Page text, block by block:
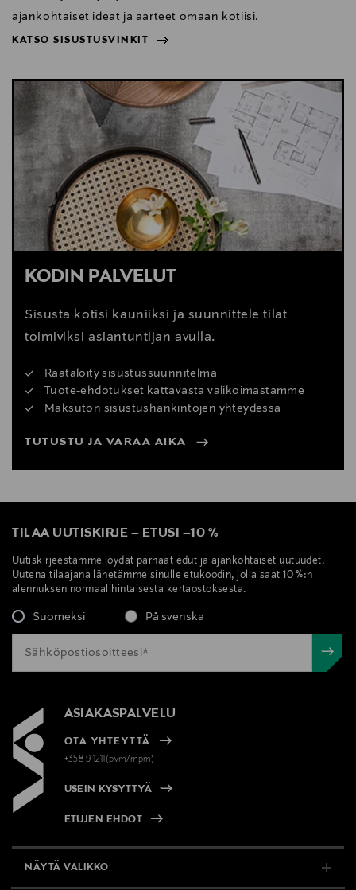
ajankohtaiset ideat ja aarteet omaan kotiisi.
KATSO SISUSTUSVINKIT
KATSO SISUSTUSVINKIT
KODIN PALVELUT
Sisusta kotisi kauniiksi ja suunnittele tilat
toimiviksi asiantuntijan avulla.
Räätälöity sisustussuunnitelma
Tuote-ehdotukset kattavasta valikoimastamme
Maksuton sisustushankintojen yhteydessä
TUTUSTU JA VARAA AIKA
TILAA UUTISKIRJE – ETUSI –10 %
Uutiskirjeestämme löydät parhaat edut ja ajankohtaiset uutuudet.
Uutena tilaajana lähetämme sinulle etukoodin, jolla saat 10 %:n
alennuksen normaalihintaisesta kertaostoksesta.
Suomeksi På svenska
ASIAKASPALVELU
OTA YHTEYTTÄ
+358 9 1211(pvm/mpm)
USEIN KYSYTTYÄ
ETUJEN EHDOT
NÄYTÄ VALIKKO